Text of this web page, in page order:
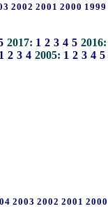
2002 2001 2000 1999
2017: 1 2 3 4 5 2016:
1 2 3 4 2005: 1 2 3 4 5
2003 2002 2001 2000